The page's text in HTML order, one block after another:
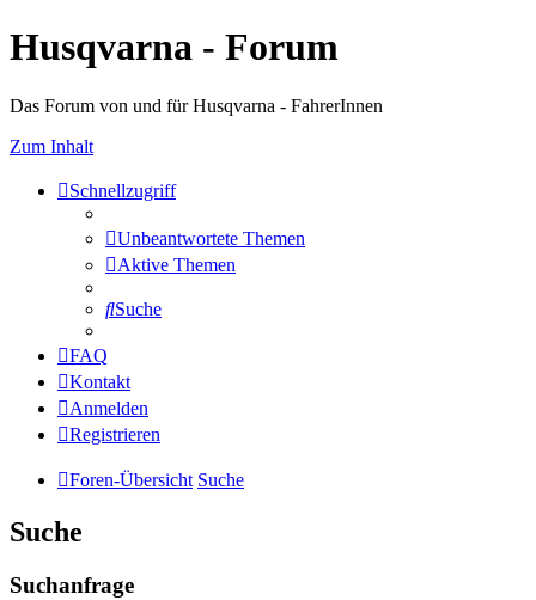
Husqvarna - Forum
Das Forum von und für Husqvarna - FahrerInnen
Zum Inhalt
Schnellzugriff
Unbeantwortete Themen
Aktive Themen
Suche
FAQ
Kontakt
Anmelden
Registrieren
Foren-Übersicht Suche
Suche
Suchanfrage